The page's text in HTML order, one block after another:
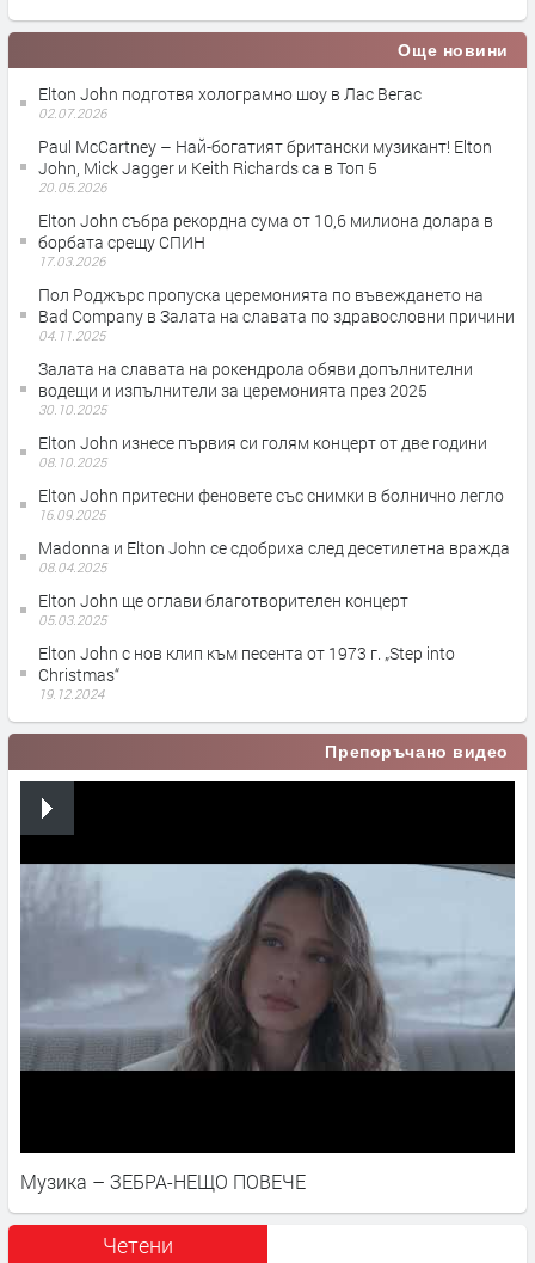
Още новини
Elton John подготвя холограмно шоу в Лас Вегас
02.07.2026
Paul McCartney – Най-богатият британски музикант! Elton
John, Mick Jagger и Keith Richards са в Топ 5
20.05.2026
Elton John събра рекордна сума от 10,6 милиона долара в
борбата срещу СПИН
17.03.2026
Пол Роджърс пропуска церемонията по въвеждането на
Bad Company в Залата на славата по здравословни причини
04.11.2025
Залата на славата на рокендрола обяви допълнителни
водещи и изпълнители за церемонията през 2025
30.10.2025
Elton John изнесе първия си голям концерт от две години
08.10.2025
Elton John притесни феновете със снимки в болнично легло
16.09.2025
Madonna и Elton John се сдобриха след десетилетна вражда
08.04.2025
Elton John ще оглави благотворителен концерт
05.03.2025
Elton John с нов клип към песента от 1973 г. „Step into
Christmas“
19.12.2024
Препоръчано видео
Музика – ЗЕБРА-НЕЩО ПОВЕЧЕ
Четени